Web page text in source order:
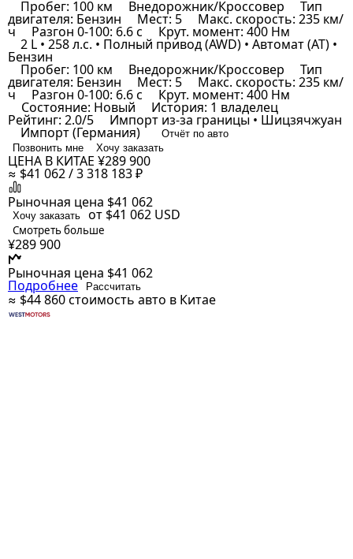
Пробег: 100 км Внедорожник/Кроссовер Тип
двигателя: Бензин Мест: 5 Макс. скорость: 235 км/
ч Разгон 0-100: 6.6 с Крут. момент: 400 Нм
2 L • 258 л.с. • Полный привод (AWD) • Автомат (AT) •
Бензин
Пробег: 100 км Внедорожник/Кроссовер Тип
двигателя: Бензин Мест: 5 Макс. скорость: 235 км/
ч Разгон 0-100: 6.6 с Крут. момент: 400 Нм
Состояние: Новый История: 1 владелец
Рейтинг: 2.0/5 Импорт из-за границы • Шицзячжуан
Импорт (Германия)
Отчёт по авто
Позвонить мне
Хочу заказать
ЦЕНА В КИТАЕ ¥289 900
≈ $41 062 / 3 318 183 ₽
Рыночная цена $41 062
Хочу заказать от $41 062 USD
Смотреть больше
¥289 900
Рыночная цена $41 062
Подробнее Рассчитать
≈ $44 860стоимость авто в Китае